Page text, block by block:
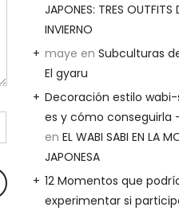
JAPONES: TRES OUTFITS
INVIERNO
maye en Subculturas
El gyaru
Decoración estilo wabi-
es y cómo conseguirla
en EL WABI SABI EN LA
JAPONESA
12 Momentos que
experimentar si